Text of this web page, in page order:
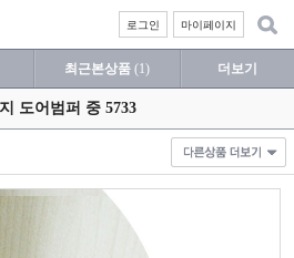
마이페이지
로그인
최근본상품 (1) 더보기
도어범퍼 중 5733